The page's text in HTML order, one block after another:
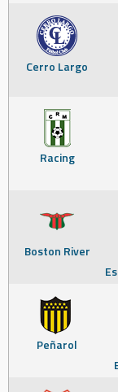
Cerro Largo
Racing
Boston River
Peñarol